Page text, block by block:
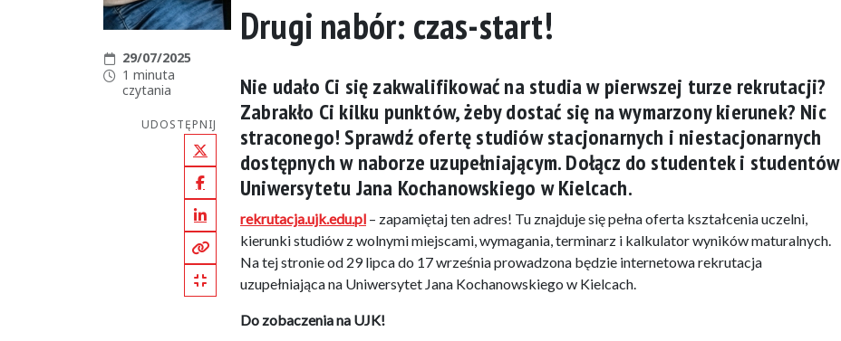
Data publikacji:
29/07/2025
Czas czytania:
1 minuta
czytania
UDOSTĘPNIJ
X (Twitter)
Facebook
LinkedIn
Kopiuj pełny link
Kopiuj krótki link
Drugi nabór: czas-start!
Nie udało Ci się zakwalifikować na studia w pierwszej turze rekrutacji?
Zabrakło Ci kilku punktów, żeby dostać się na wymarzony kierunek? Nic
straconego! Sprawdź ofertę studiów stacjonarnych i niestacjonarnych
dostępnych w naborze uzupełniającym. Dołącz do studentek i studentów
Uniwersytetu Jana Kochanowskiego w Kielcach.
rekrutacja.ujk.edu.pl – zapamiętaj ten adres! Tu znajduje się pełna oferta kształcenia uczelni,
kierunki studiów z wolnymi miejscami, wymagania, terminarz i kalkulator wyników maturalnych.
Na tej stronie od 29 lipca do 17 września prowadzona będzie internetowa rekrutacja
uzupełniająca na Uniwersytet Jana Kochanowskiego w Kielcach.
Do zobaczenia na UJK!